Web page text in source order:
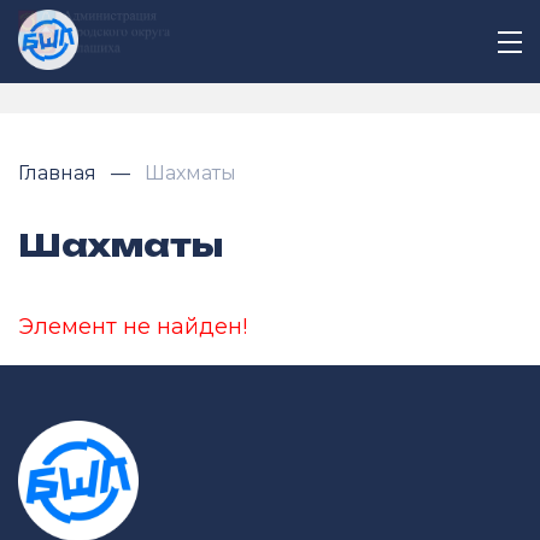
Главная Шахматы
Шахматы
Элемент не найден!